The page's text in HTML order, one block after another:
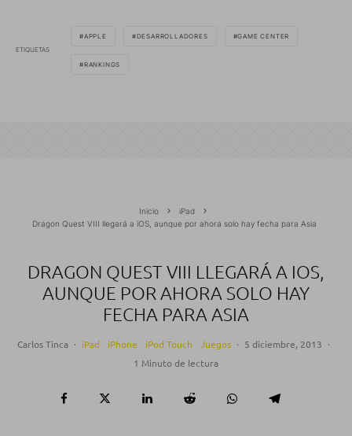
ETIQUETAS
APPLE DESARROLLADORES GAME CENTER
RANKINGS
Inicio
iPad
Dragon Quest VIII llegará a iOS, aunque por ahora solo hay fecha para Asia
DRAGON QUEST VIII LLEGARÁ A IOS,
AUNQUE POR AHORA SOLO HAY
FECHA PARA ASIA
Carlos Tinca · iPad iPhone iPod Touch Juegos · 5 diciembre, 2013 ·
1 Minuto de lectura